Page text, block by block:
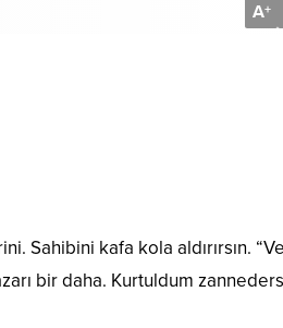
A+
Sahibini kafa kola aldırırsın.
bir daha. Kurtuldum